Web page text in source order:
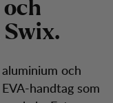
och
Swix.
och
handtag som